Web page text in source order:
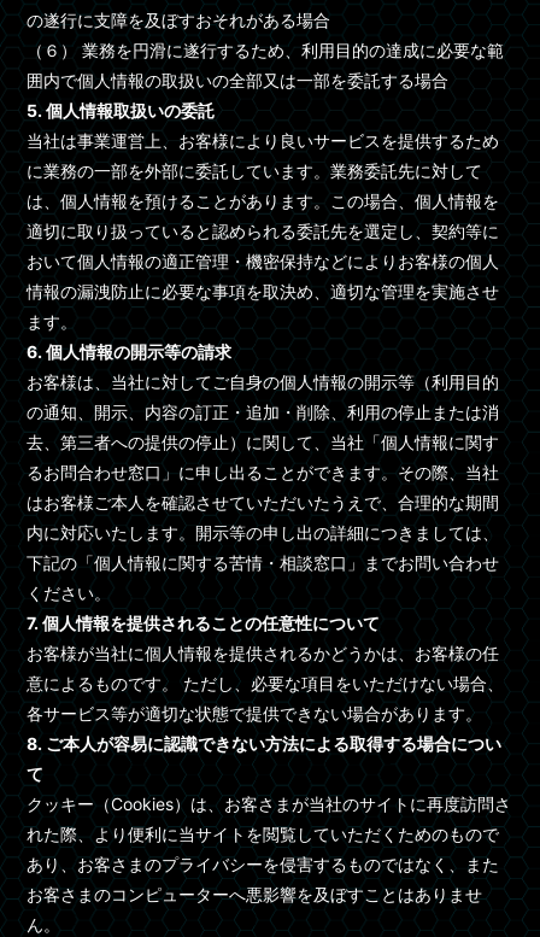
の遂行に支障を及ぼすおそれがある場合
（６） 業務を円滑に遂行するため、利用目的の達成に必要な範
囲内で個人情報の取扱いの全部又は一部を委託する場合
5. 個人情報取扱いの委託
当社は事業運営上、お客様により良いサービスを提供するため
に業務の一部を外部に委託しています。業務委託先に対して
は、個人情報を預けることがあります。この場合、個人情報を
適切に取り扱っていると認められる委託先を選定し、契約等に
おいて個人情報の適正管理・機密保持などによりお客様の個人
情報の漏洩防止に必要な事項を取決め、適切な管理を実施させ
ます。
6. 個人情報の開示等の請求
お客様は、当社に対してご自身の個人情報の開示等（利用目的
の通知、開示、内容の訂正・追加・削除、利用の停止または消
去、第三者への提供の停止）に関して、当社「個人情報に関す
るお問合わせ窓口」に申し出ることができます。その際、当社
はお客様ご本人を確認させていただいたうえで、合理的な期間
内に対応いたします。開示等の申し出の詳細につきましては、
下記の「個人情報に関する苦情・相談窓口」までお問い合わせ
ください。
7. 個人情報を提供されることの任意性について
お客様が当社に個人情報を提供されるかどうかは、お客様の任
意によるものです。 ただし、必要な項目をいただけない場合、
各サービス等が適切な状態で提供できない場合があります。
8. ご本人が容易に認識できない方法による取得する場合につい
て
クッキー（Cookies）は、お客さまが当社のサイトに再度訪問さ
れた際、より便利に当サイトを閲覧していただくためのもので
あり、お客さまのプライバシーを侵害するものではなく、また
お客さまのコンピューターへ悪影響を及ぼすことはありませ
ん。